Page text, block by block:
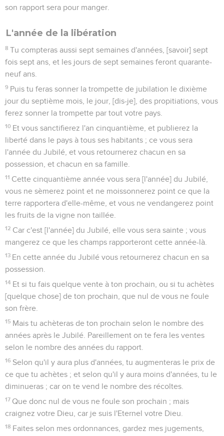
son rapport sera pour manger.
L'année de la libération
8 Tu compteras aussi sept semaines d'années, [savoir] sept
fois sept ans, et les jours de sept semaines feront quarante-
neuf ans.
9 Puis tu feras sonner la trompette de jubilation le dixième
jour du septième mois, le jour, [dis-je], des propitiations, vous
ferez sonner la trompette par tout votre pays.
10 Et vous sanctifierez l'an cinquantième, et publierez la
liberté dans le pays à tous ses habitants ; ce vous sera
l'année du Jubilé, et vous retournerez chacun en sa
possession, et chacun en sa famille.
11 Cette cinquantième année vous sera [l'année] du Jubilé,
vous ne sèmerez point et ne moissonnerez point ce que la
terre rapportera d'elle-même, et vous ne vendangerez point
les fruits de la vigne non taillée.
12 Car c'est [l'année] du Jubilé, elle vous sera sainte ; vous
mangerez ce que les champs rapporteront cette année-là.
13 En cette année du Jubilé vous retournerez chacun en sa
possession.
14 Et si tu fais quelque vente à ton prochain, ou si tu achètes
[quelque chose] de ton prochain, que nul de vous ne foule
son frère.
15 Mais tu achèteras de ton prochain selon le nombre des
années après le Jubilé. Pareillement on te fera les ventes
selon le nombre des années du rapport.
16 Selon qu'il y aura plus d'années, tu augmenteras le prix de
ce que tu achètes ; et selon qu'il y aura moins d'années, tu le
diminueras ; car on te vend le nombre des récoltes.
17 Que donc nul de vous ne foule son prochain ; mais
craignez votre Dieu, car je suis l'Eternel votre Dieu.
18 Faites selon mes ordonnances, gardez mes jugements,